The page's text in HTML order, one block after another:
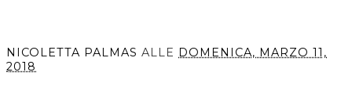
NICOLETTA PALMAS ALLE DOMENICA, MARZO 11,
2018